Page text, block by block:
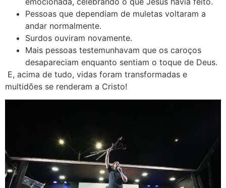
Pessoas que dependiam de muletas voltaram a
andar normalmente.
Surdos ouviram novamente.
Mais pessoas testemunhavam que os caroços
desapareciam enquanto sentiam o toque de Deus.
E, acima de tudo, vidas foram transformadas e
multidões se renderam a Cristo!